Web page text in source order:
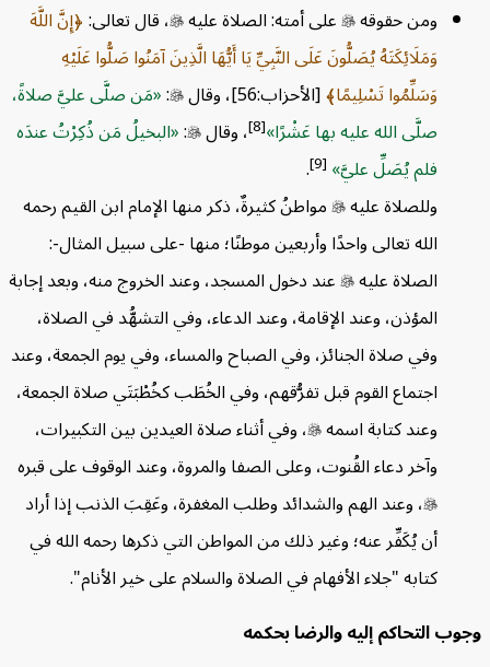
ومن حقوقهعلى أمته: الصلاة عليه، قال تعالى: إِنَّ اللَّهَ
وَمَلَائِكَتَهُ يُصَلُّونَ عَلَى النَّبِيِّ يَا أَيُّهَا الَّذِينَ آمَنُوا صَلُّوا عَلَيْهِ
وَسَلِّمُوا تَسْلِيمًا [الأحزاب:56]، وقال 
: مَن صلَّى عليَّ صلاةً،
صلَّى الله عليه بها عَشْرًا [8] ، وقال
: البخيلُ مَن ذُكِرْتُ عندَه
فلم يُصَلِّ عليَّ [9]
.
وللصلاة عليهمواطنُ كثيرةٌ، ذكر منها الإمام ابن القيم رحمه
الله تعالى واحدًا وأربعين موطنًا؛ منها -على سبيل المثال-:
الصلاة عليهعند دخول المسجد، وعند الخروج منه، وبعد إجابة
المؤذن، وعند الإقامة، وعند الدعاء، وفي التشهُّد في الصلاة،
وفي صلاة الجنائز، وفي الصباح والمساء، وفي يوم الجمعة، وعند
اجتماع القوم قبل تفرُّقهم، وفي الخُطَب كخُطْبَتَي صلاة الجمعة،
وعند كتابة اسمه، وفي أثناء صلاة العيدين بين التكبيرات،
وآخر دعاء القُنوت، وعلى الصفا والمروة، وعند الوقوف على قبره
، وعند الهم والشدائد وطلب المغفرة، وعَقِبَ الذنب إذا أراد
أن يُكَفِّر عنه؛ وغير ذلك من المواطن التي ذكرها رحمه الله في
كتابه "جلاء الأفهام في الصلاة والسلام على خير الأنام".
التحاكم إليه والرضا بحكمه